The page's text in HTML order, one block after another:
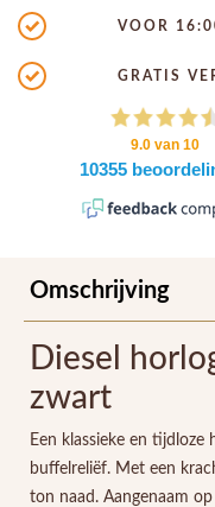
VOOR
GRATIS
Omschrijving
Diesel
zwart
Een klassieke en
buffelreliëf. Met een
ton naad. Aangenaam